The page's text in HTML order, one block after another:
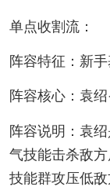
单点收割流：
阵容特征：新
阵容核心：袁
阵容说明：袁
气技能击杀敌
技能群攻压低